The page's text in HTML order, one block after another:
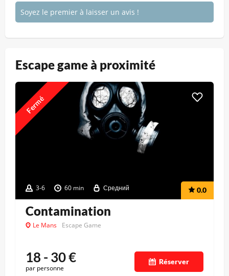
Soyez le premier à laisser un avis !
Escape game à proximité
3-6 60 min Средний 0.0
Fermé
Contamination
Le Mans Escape Game
18 - 30€
par personne
Réserver